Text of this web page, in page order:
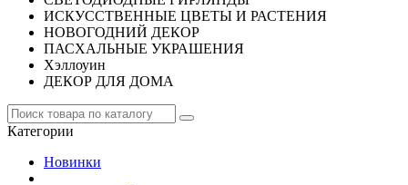
ИСКУССТВЕННЫЕ ЦВЕТЫ И РАСТЕНИЯ
НОВОГОДНИЙ ДЕКОР
ПАСХАЛЬНЫЕ УКРАШЕНИЯ
Хэллоуин
ДЕКОР ДЛЯ ДОМА
Категории
Новинки